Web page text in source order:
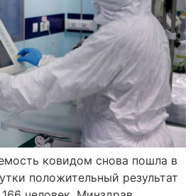
ковидом снова пошла в
положительный результат